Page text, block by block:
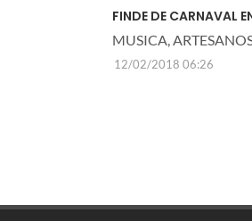
FINDE DE CARNAVAL
MUSICA,
12/02/2018 06:26